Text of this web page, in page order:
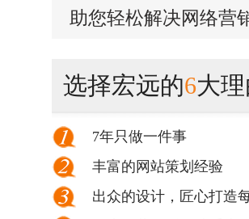
助您轻松解决网络营
选择宏远的6大理
7年只做一件事
丰富的网站策划经验
出众的设计，匠心打造